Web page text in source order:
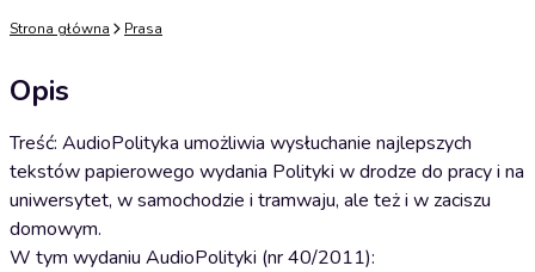
Strona główna Prasa
Opis
Treść: AudioPolityka umożliwia wysłuchanie najlepszych
tekstów papierowego wydania Polityki w drodze do pracy i na
uniwersytet, w samochodzie i tramwaju, ale też i w zaciszu
domowym.
W tym wydaniu AudioPolityki (nr 40/2011):